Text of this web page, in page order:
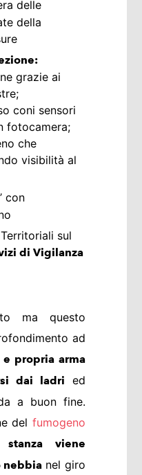
delle
della
grazie ai
coni sensori
fotocamera;
che
visibilità al
con
sul
di Vigilanza
ma questo
ad
e propria arma
dai ladri ed
a buon fine.
del fumogeno
viene
nebbianel giro